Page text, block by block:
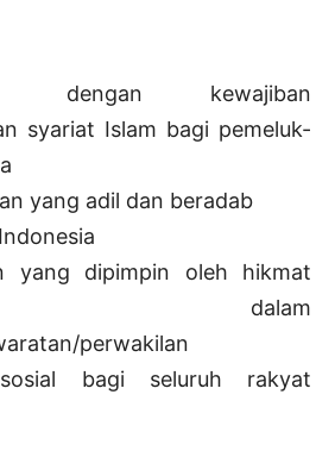
dengan kewajiban
syariat Islam bagi pemeluk-
yang adil dan beradab
yang dipimpin oleh hikmat
dalam
perwakilan
bagi seluruh rakyat